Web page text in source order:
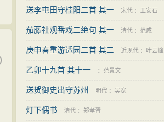
送李屯田守桂阳二首 其一 宋代 ： 王安石
茄藤社观番戏二绝句 其一 清代 ： 范咸
庚申春重游适园二首 其二 近现代 ： 叶云峰
乙卯十九首 其十一 ： 范景文
送贺御史出守苏州 明代 ： 吴宽
灯下偶书 清代 ： 郑孝胥